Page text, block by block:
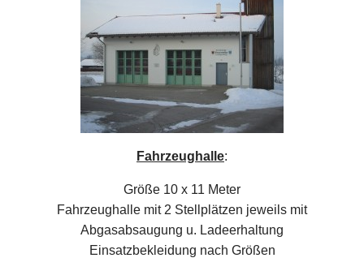
Fahrzeughalle:
Größe 10 x 11 Meter
Fahrzeughalle mit 2 Stellplätzen jeweils mit
Abgasabsaugung u. Ladeerhaltung
Einsatzbekleidung nach Größen